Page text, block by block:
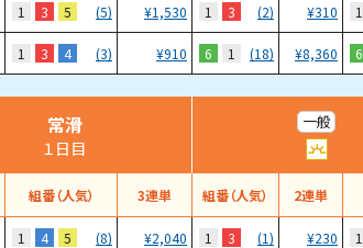
1 3 5 (5) ¥1,530 1 3 (2) ¥310 1
1 3 4 (3) ¥910 6 1 (18) ¥8,360 6
常滑
１日目
一般
組番（人気） 3連単 組番（人気） 2連単
1 4 5 (8) ¥2,040 1 3 (1) ¥230 1